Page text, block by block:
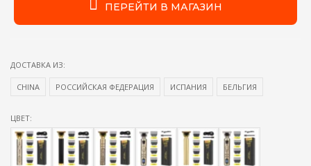
ПЕРЕЙТИ В МАГАЗИН
ДОСТАВКА ИЗ:
CHINA РОССИЙСКАЯ ФЕДЕРАЦИЯ ИСПАНИЯ БЕЛЬГИЯ
ЦВЕТ: